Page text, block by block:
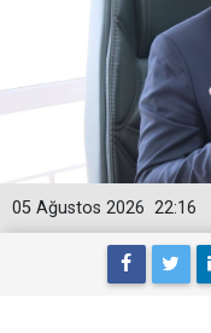
22:16
05 Ağustos 2026